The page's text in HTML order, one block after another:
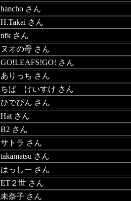
hancho さん
H.Takai さん
nfk さん
ヌオの母 さん
GO!LEAFS!GO! さん
ありっち さん
ちば けいすけ さん
ひでぴん さん
Hat さん
B2 さん
サトラ さん
takamatsu さん
はっしー さん
ET２世 さん
未奈子 さん